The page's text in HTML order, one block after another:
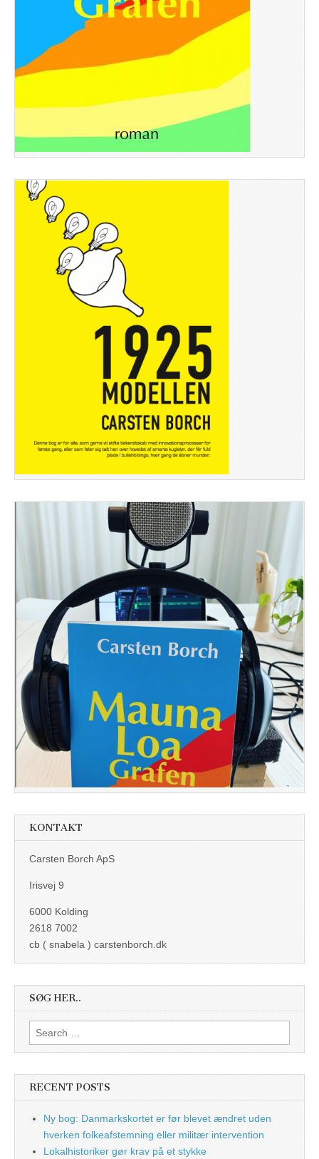
KONTAKT
Carsten Borch ApS
Irisvej 9
6000 Kolding
2618 7002
cb ( snabela ) carstenborch.dk
SØG HER..
Search
for:
RECENT POSTS
Ny bog: Danmarkskortet er før blevet ændret uden
hverken folkeafstemning eller militær intervention
Lokalhistoriker gør krav på et stykke